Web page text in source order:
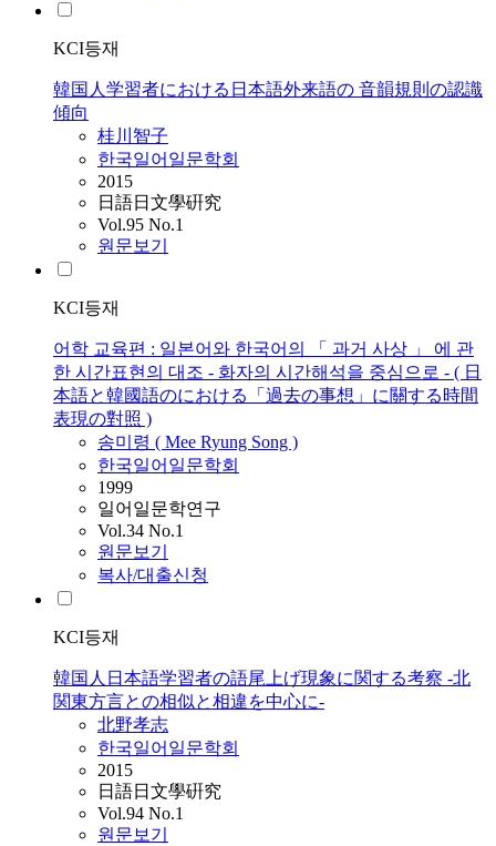
KCI등재
韓国人学習者における日本語外来語の 音韻規則の認識
傾向
桂川智子
한국일어일문학회
2015
日語日文學硏究
Vol.95 No.1
원문보기
KCI등재
어학 교육편 : 일본어와 한국어의 「 과거 사상 」 에 관
한 시간표현의 대조 - 화자의 시간해석을 중심으로 - ( 日
本語と韓國語のにおける「過去の事想」に關する時間
表現の對照 )
송미령 ( Mee Ryung Song )
한국일어일문학회
1999
일어일문학연구
Vol.34 No.1
원문보기
복사/대출신청
KCI등재
韓国人日本語学習者の語尾上げ現象に関する考察 -北
関東方言との相似と相違を中心に-
北野孝志
한국일어일문학회
2015
日語日文學硏究
Vol.94 No.1
원문보기